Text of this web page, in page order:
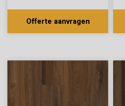
Offerte aanvragen